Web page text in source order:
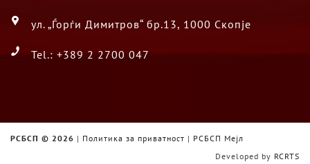
ул. „Ѓорѓи Димитров“ бр.13, 1000 Скопје
Tel.: +389 2 2700 047
РСБСП © 2026 | Политика за приватност | РСБСП Мејл
Developed by RCRTS